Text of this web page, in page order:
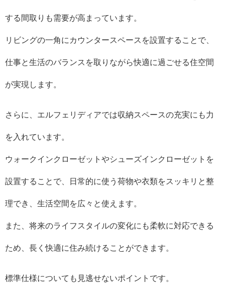
する間取りも需要が高まっています。
リビングの一角にカウンタースペースを設置することで、
仕事と生活のバランスを取りながら快適に過ごせる住空間
が実現します。
さらに、エルフェリディアでは収納スペースの充実にも力
を入れています。
ウォークインクローゼットやシューズインクローゼットを
設置することで、日常的に使う荷物や衣類をスッキリと整
理でき、生活空間を広々と使えます。
また、将来のライフスタイルの変化にも柔軟に対応できる
ため、長く快適に住み続けることができます。
標準仕様についても見逃せないポイントです。